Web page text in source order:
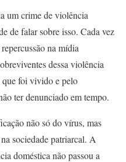
um crime de violência
de falar sobre isso. Cada vez
na mídia
dessa violência
que foi vivido e pelo
ter denunciado em tempo.
não só do vírus, mas
sociedade patriarcal. A
doméstica não passou a